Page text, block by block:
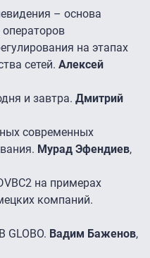
– основа
на этапах
сетей. Алексей
и завтра. Дмитрий
современных
Мурад Эфендиев,
на примерах
компаний.
Вадим Баженов,